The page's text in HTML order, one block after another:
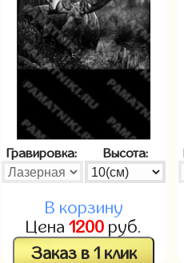
Гравировка: Высота:
В корзину
Цена1200 руб.
Заказ в 1 клик